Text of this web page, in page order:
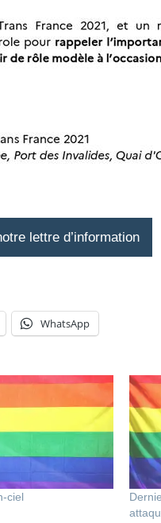
lettre d’information
WhatsApp
ciel